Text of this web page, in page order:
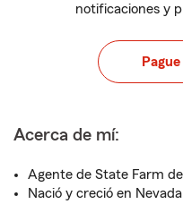
notificaciones y
Acerca de mí:
Agente de State Farm
Nació y creció en Nevada